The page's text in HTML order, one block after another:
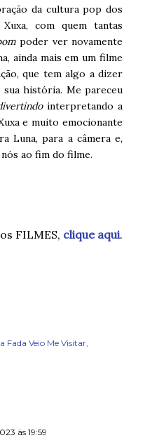
da cultura pop dos
com quem tantas
poder ver novamente
ainda mais em um filme
que tem algo a dizer
história. Me pareceu
interpretando a
e muito emocionante
Luna, para a câmera e,
ao fim do filme.
FILMES, clique aqui.
Fada Veio Me Visitar
às 19:59